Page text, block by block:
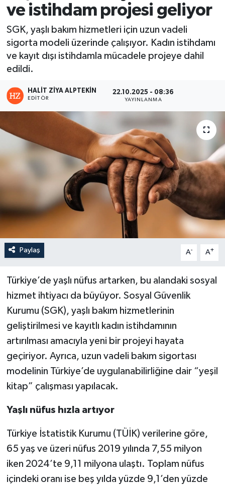
ve istihdam projesi geliyor
SGK, yaşlı bakım hizmetleri için uzun vadeli
sigorta modeli üzerinde çalışıyor. Kadın istihdamı
ve kayıt dışı istihdamla mücadele projeye dahil
edildi.
HALIT ZIYA ALPTEKIN
EDITÖR
22.10.2025 - 08:36
YAYINLANMA
Paylaş A- A+
Türkiye’de yaşlı nüfus artarken, bu alandaki sosyal
hizmet ihtiyacı da büyüyor. Sosyal Güvenlik
Kurumu (SGK), yaşlı bakım hizmetlerinin
geliştirilmesi ve kayıtlı kadın istihdamının
artırılması amacıyla yeni bir projeyi hayata
geçiriyor. Ayrıca, uzun vadeli bakım sigortası
modelinin Türkiye’de uygulanabilirliğine dair “yeşil
kitap” çalışması yapılacak.
Yaşlı nüfus hızla artıyor
Türkiye İstatistik Kurumu (TÜİK) verilerine göre,
65 yaş ve üzeri nüfus 2019 yılında 7,55 milyon
iken 2024’te 9,11 milyona ulaştı. Toplam nüfus
içindeki oranı ise beş yılda yüzde 9,1’den yüzde